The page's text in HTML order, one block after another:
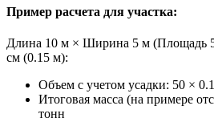
Пример расчета для участка:
Длина 10 м × Ширина 5 м (Площадь
см (0.15 м):
Объем с учетом усадки: 50 ×
Итоговая масса (на примере
тонн